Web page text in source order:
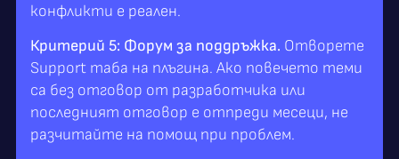
конфликти е реален.
Критерий 5: Форум за поддръжка. Отворете
Support таба на плъгина. Ако повечето теми
са без отговор от разработчика или
последният отговор е отпреди месеци, не
разчитайте на помощ при проблем.